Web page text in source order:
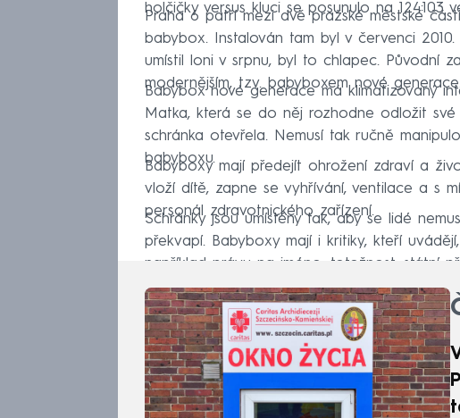
holčičky versus kluci se posunulo na 124:103
Praha 6 patří mezi dvě pražské městské
babybox. Instalován tam byl v červenci
umístil loni v srpnu, byl to chlapec. Původní
modernějším, tzv. babyboxem nové
Babybox nové generace má klimatizovaný
Matka, která se do něj rozhodne odložit
schránka otevřela. Nemusí tak ručně
babyboxu.
Babyboxy mají předejít ohrožení zdraví a
vloží dítě, zapne se vyhřívání, ventilace a s
personál zdravotnického zařízení.
Schránky jsou umístěny tak, aby se lidé
překvapí. Babyboxy mají i kritiky, kteří
například právu na jméno, totožnost, státní